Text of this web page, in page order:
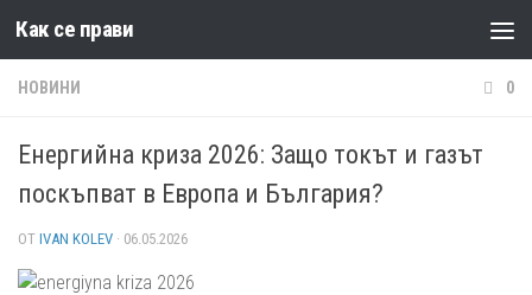
Към съдържанието
Как се прави
НОВИНИ 0
Енергийна криза 2026: Защо токът и газът
поскъпват в Европа и България?
ОТ IVAN KOLEV · 06.05.2026